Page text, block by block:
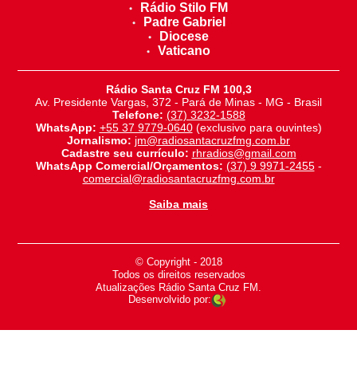
Rádio Stilo FM
Padre Gabriel
Diocese
Vaticano
Rádio Santa Cruz FM 100,3
Av. Presidente Vargas, 372 - Pará de Minas - MG - Brasil
Telefone: (37) 3232-1588
WhatsApp: +55 37 9779-0640(exclusivo para ouvintes)
Jornalismo: jm@radiosantacruzfmg.com.br
Cadastre seu currículo: rhradios@gmail.com
WhatsApp Comercial/Orçamentos: (37) 9 9971-2455-
comercial@radiosantacruzfmg.com.br
Saiba mais
© Copyright - 2018
-
Todos os direitos reservados
-
Atualizações Rádio Santa Cruz FM.
Desenvolvido por: